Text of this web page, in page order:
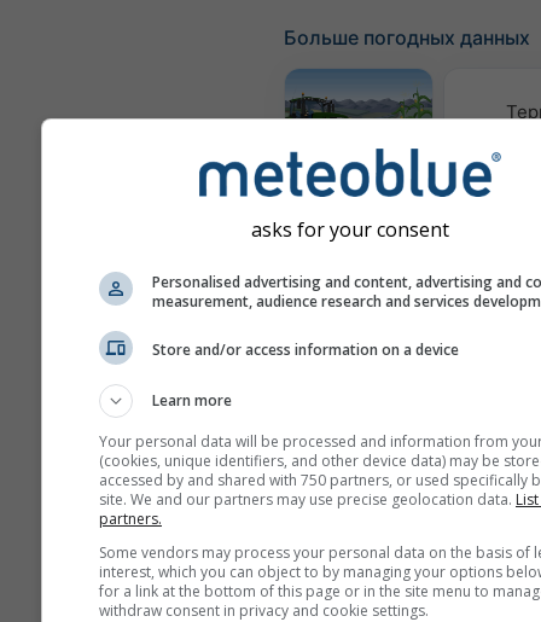
Больше погодных данных
Метеограмма
AGRO
Сезонный
asks for your consent
Personalised advertising and content, advertising and
measurement, audience research and services
Store and/or access information on a device
Learn more
Your personal data will be processed and information from
(cookies, unique identifiers, and other device data) may be
accessed by and shared with 750 partners, or used specifically
site. We and our partners may use precise geolocation data.
partners.
Some vendors may process your personal data on the basis of
interest, which you can object to by managing your options
for a link at the bottom of this page or in the site menu to
withdraw consent in privacy and cookie settings.